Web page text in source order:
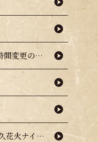
【重要】ホームゲーム入場時間変更のお知らせ（熱中症対策について）
開催決定‼8月16日(日) 『牛久花火ナイター』🎇🧨